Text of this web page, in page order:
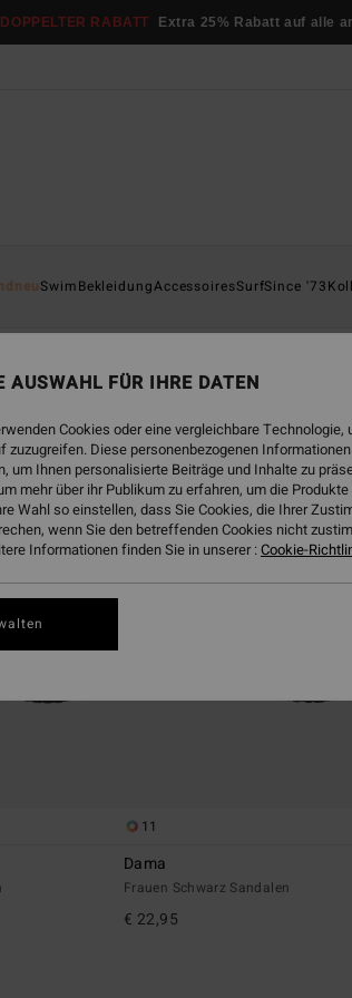
DOPPELTER RABATT Extra 25% Rabatt auf alle
SwimBekleidungAccessoiresSurfSince '73
11
Dama
Frauen Schwarz Sandalen
€ 22,95
AUSWAHL FÜR IHRE DATEN
Cookies oder eine vergleichbare
zuzugreifen. Diese personenbezogenen
um Ihnen personalisierte Beiträge und Inhalte zu
mehr über ihr Publikum zu erfahren, um die
Wahl so einstellen, dass Sie Cookies, die Ihrer
wenn Sie den betreffenden Cookies nicht
Informationen finden Sie in unserer :Cookie-